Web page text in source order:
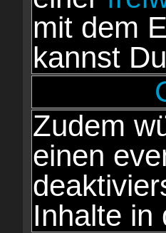
mit dem
kannst
Zudem
einen
Inhalte in